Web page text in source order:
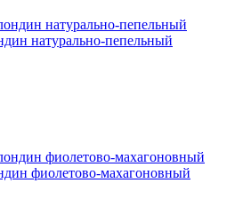
натурально-пепельный
фиолетово-махагоновный